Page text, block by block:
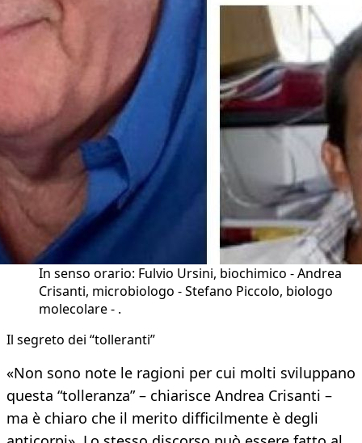
In senso orario: Fulvio Ursini, biochimico - Andrea
Crisanti, microbiologo - Stefano Piccolo, biologo
molecolare - .
Il segreto dei “tolleranti”
«Non sono note le ragioni per cui molti sviluppano
questa “tolleranza” – chiarisce Andrea Crisanti –
ma è chiaro che il merito difficilmente è degli